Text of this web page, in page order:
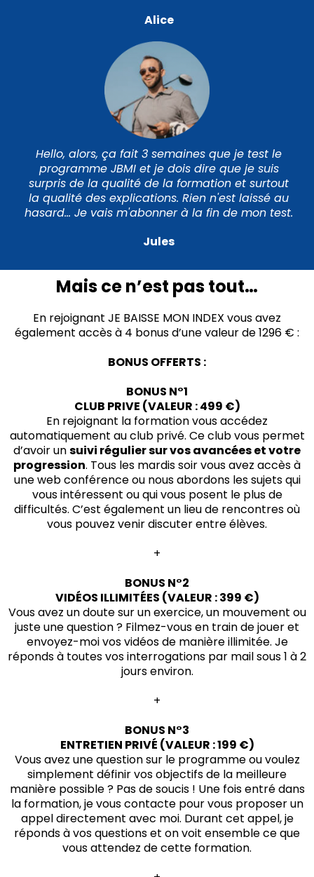
Alice
Hello, alors, ça fait 3 semaines que je test le
programme JBMI et je dois dire que je suis
surpris de la qualité de la formation et surtout
la qualité des explications. Rien n'est laissé au
hasard... Je vais m'abonner à la fin de mon test.
Jules
Mais ce n’est pas tout…
En rejoignant JE BAISSE MON INDEX vous avez
également accès à 4 bonus d’une valeur de 1296 € :
BONUS OFFERTS :
BONUS N°1
CLUB PRIVE (VALEUR : 499 €)
En rejoignant la formation vous accédez
automatiquement au club privé. Ce club vous permet
d’avoir unsuivi régulier sur vos avancées et votre
progression. Tous les mardis soir vous avez accès à
une web conférence ou nous abordons les sujets qui
vous intéressent ou qui vous posent le plus de
difficultés. C’est également un lieu de rencontres où
vous pouvez venir discuter entre élèves.
+
BONUS N°2
VIDÉOS ILLIMITÉES (VALEUR : 399 €)
Vous avez un doute sur un exercice, un mouvement ou
juste une question ? Filmez-vous en train de jouer et
envoyez-moi vos vidéos de manière illimitée. Je
réponds à toutes vos interrogations par mail sous 1 à 2
jours environ.
+
BONUS N°3
ENTRETIEN PRIVÉ (VALEUR : 199 €)
Vous avez une question sur le programme ou voulez
simplement définir vos objectifs de la meilleure
manière possible ? Pas de soucis ! Une fois entré dans
la formation, je vous contacte pour vous proposer un
appel directement avec moi. Durant cet appel, je
réponds à vos questions et on voit ensemble ce que
vous attendez de cette formation.